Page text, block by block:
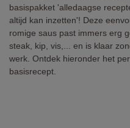
basispakket 'alledaagse
altijd kan inzetten'! Deze
romige saus past immers erg
steak, kip, vis,... en is klaar
werk. Ontdek hieronder het
basisrecept.